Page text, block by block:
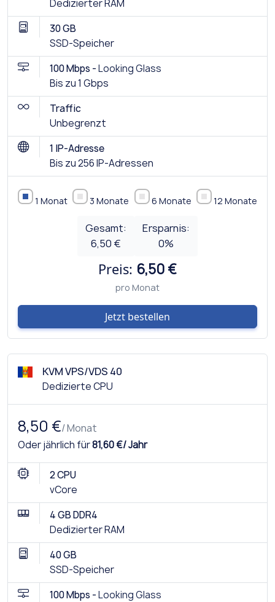
Dedizierter RAM
30 GB
SSD-Speicher
100 Mbps -Looking Glass
Bis zu 1 Gbps
Traffic
Unbegrenzt
1 IP-Adresse
Bis zu 256 IP-Adressen
1 Monat 3 Monate 6 Monate 12 Monate
Gesamt:
6,50 €
Ersparnis:
0%
Preis: 6,50 €
pro Monat
Jetzt bestellen
KVM VPS/VDS 40
Dedizierte CPU
8,50 €/ Monat
Oder jährlich für81,60 €/ Jahr
2 CPU
vCore
4 GB DDR4
Dedizierter RAM
40 GB
SSD-Speicher
100 Mbps -Looking Glass